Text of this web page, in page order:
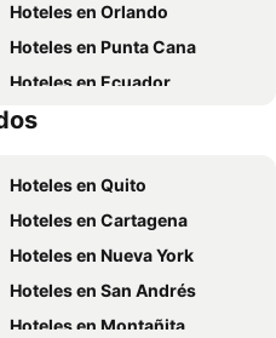
Hoteles en Orlando
Hoteles en Punta Cana
Hoteles en Ecuador
Hoteles en Panamá
Hoteles en Quito
Hoteles en Cartagena
Hoteles en Nueva York
Hoteles en San Andrés
Hoteles en Montañita